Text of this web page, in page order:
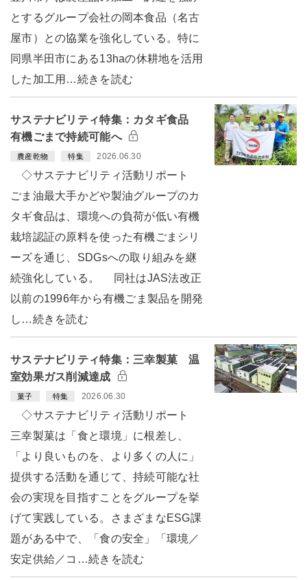
とするグループ会社の岡本食品（名古
屋市）との協業を強化している。特に
同県半田市にある13haの休耕地を活用
した加工用…続きを読む
サステナビリティ特集：カタギ食品
有機ごまで持続可能へ
農産乾物 特集 2026.06.30
◇サステナビリティ活動リポート
ごま油最大手かどや製油グループのカ
タギ食品は、環境への負荷が低い有機
栽培認証の原料を使った有機ごまシリ
ーズを通じ、SDGsへの取り組みを継
続強化している。 同社はJAS法改正
以前の1996年から有機ごま製品を開発
し…続きを読む
サステナビリティ特集：三幸製菓 温
室効果ガス削減達成
菓子 特集 2026.06.30
◇サステナビリティ活動リポート
三幸製菓は「食と環境」に根差し、
「より良いものを、より多くの人に」
提供する活動を通じて、持続可能な社
会の実現を目指すことをグループを挙
げて実践している。さまざまなESG課
題がある中で、「食の安全」「環境／
安定供給／コ…続きを読む